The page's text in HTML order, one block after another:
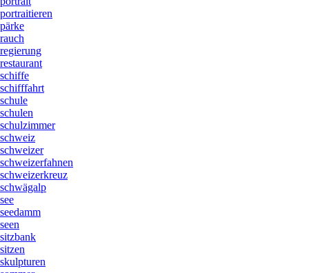
portraitieren
pärke
rauch
regierung
restaurant
schiffe
schifffahrt
schule
schulen
schulzimmer
schweiz
schweizer
schweizerfahnen
schweizerkreuz
schwägalp
see
seedamm
seen
sitzbank
sitzen
skulpturen